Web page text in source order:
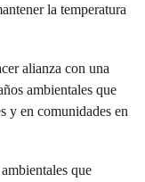
la temperatura
alianza con una
ambientales que
y en comunidades en
que